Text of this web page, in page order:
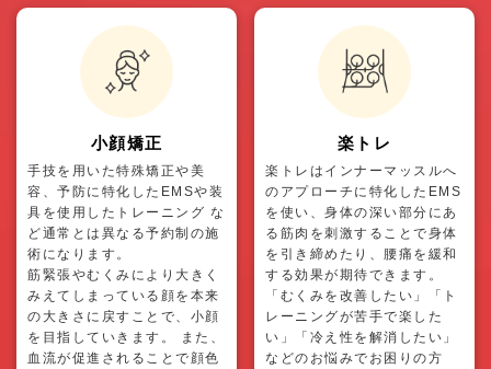
小顔矯正
手技を用いた特殊矯正や美
容、予防に特化したEMSや装
具を使用したトレーニング な
ど通常とは異なる予約制の施
術になります。
筋緊張やむくみにより大きく
みえてしまっている顔を本来
の大きさに戻すことで、小顔
を目指していきます。 また、
血流が促進されることで顔色
楽トレ
楽トレはインナーマッスルへ
のアプローチに特化したEMS
を使い、身体の深い部分にあ
る筋肉を刺激することで身体
を引き締めたり、腰痛を緩和
する効果が期待できます。
「むくみを改善したい」「ト
レーニングが苦手で楽した
い」「冷え性を解消したい」
などのお悩みでお困りの方